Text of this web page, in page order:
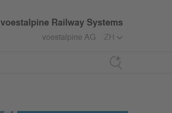
Search
voestalpine Railway Systems
ZH
voestalpine AG